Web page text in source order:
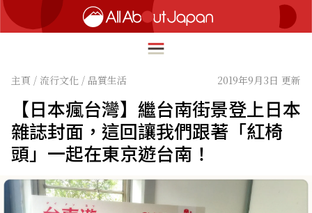
English
繁體中文
ภาษาไทย
HOME
深度旅遊
美食尋味
主頁 / 流行文化 / 品質生活 2019年9月3日 更新
【日本瘋台灣】繼台南街景登上日本
雜誌封面，這回讓我們跟著「紅椅
頭」一起在東京遊台南！